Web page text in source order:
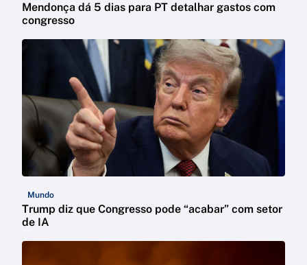
Mendonça dá 5 dias para PT detalhar gastos com
congresso
Mundo
Trump diz que Congresso pode “acabar” com setor
de IA